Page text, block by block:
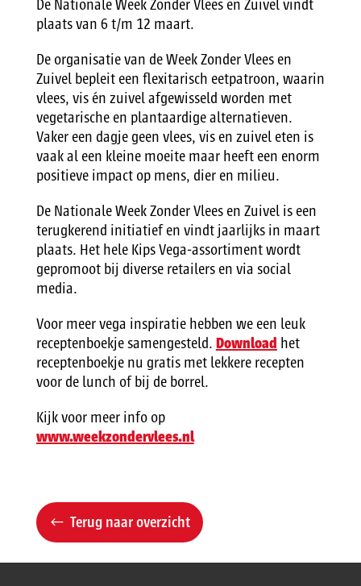
De Nationale Week Zonder Vlees en Zuivel vindt
plaats van 6 t/m 12 maart.
De organisatie van de Week Zonder Vlees en
Zuivel bepleit een flexitarisch eetpatroon, waarin
vlees, vis én zuivel afgewisseld worden met
vegetarische en plantaardige alternatieven.
Vaker een dagje geen vlees, vis en zuivel eten is
vaak al een kleine moeite maar heeft een enorm
positieve impact op mens, dier en milieu.
De Nationale Week Zonder Vlees en Zuivel is een
terugkerend initiatief en vindt jaarlijks in maart
plaats. Het hele Kips Vega-assortiment wordt
gepromoot bij diverse retailers en via social
media.
Voor meer vega inspiratie hebben we een leuk
receptenboekje samengesteld. Download het
receptenboekje nu gratis met lekkere recepten
voor de lunch of bij de borrel.
Kijk voor meer info op
www.weekzondervlees.nl
Terug naar overzicht